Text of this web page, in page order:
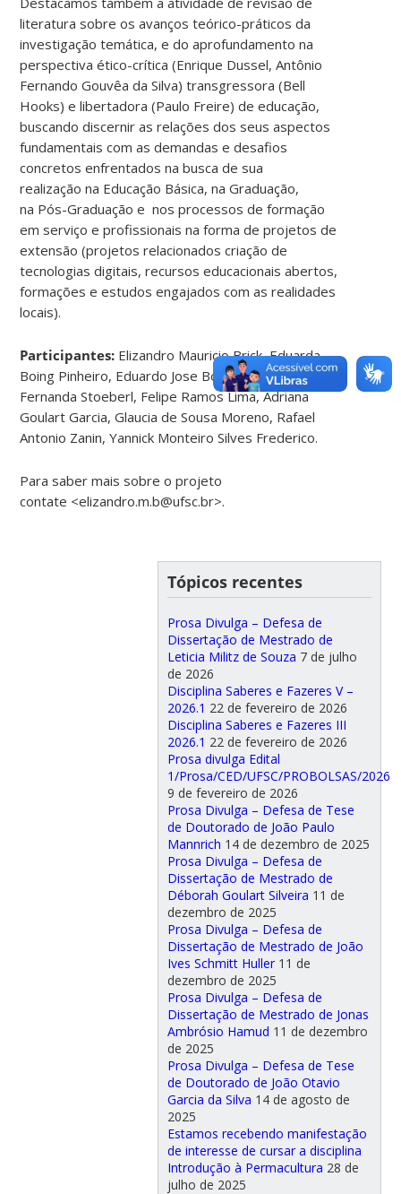
literatura sobre os avanços teórico-práticos da
investigação temática, e do aprofundamento na
perspectiva ético-crítica (Enrique Dussel, Antônio
Fernando Gouvêa da Silva) transgressora (Bell
Hooks) e libertadora (Paulo Freire) de educação,
buscando discernir as relações dos seus aspectos
fundamentais com as demandas e desafios
concretos enfrentados na busca de sua
realização na Educação Básica, na Graduação,
na Pós-Graduação e nos processos de formação
em serviço e profissionais na forma de projetos de
extensão (projetos relacionados criação de
tecnologias digitais, recursos educacionais abertos,
formações e estudos engajados com as realidades
locais).
Participantes: Elizandro Mauricio Brick, Eduarda
Boing Pinheiro, Eduardo Jose Borba de Amorim,
Fernanda Stoeberl, Felipe Ramos Lima, Adriana
Goulart Garcia, Glaucia de Sousa Moreno, Rafael
Antonio Zanin, Yannick Monteiro Silves Frederico.
Para saber mais sobre o projeto
contate <elizandro.m.b@ufsc.br>.
Tópicos recentes
Prosa Divulga – Defesa de
Dissertação de Mestrado de
Leticia Militz de Souza 7 de julho
de 2026
Disciplina Saberes e Fazeres V –
2026.1 22 de fevereiro de 2026
Disciplina Saberes e Fazeres III
2026.1 22 de fevereiro de 2026
Prosa divulga Edital
1/Prosa/CED/UFSC/PROBOLSAS/2026
9 de fevereiro de 2026
Prosa Divulga – Defesa de Tese
de Doutorado de João Paulo
Mannrich 14 de dezembro de 2025
Prosa Divulga – Defesa de
Dissertação de Mestrado de
Déborah Goulart Silveira 11 de
dezembro de 2025
Prosa Divulga – Defesa de
Dissertação de Mestrado de João
Ives Schmitt Huller 11 de
dezembro de 2025
Prosa Divulga – Defesa de
Dissertação de Mestrado de Jonas
Ambrósio Hamud 11 de dezembro
de 2025
Prosa Divulga – Defesa de Tese
de Doutorado de João Otavio
Garcia da Silva 14 de agosto de
2025
Estamos recebendo manifestação
de interesse de cursar a disciplina
Introdução à Permacultura 28 de
julho de 2025